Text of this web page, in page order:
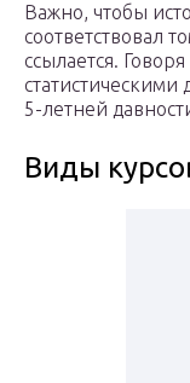
Важно, чтобы
соответствовал
ссылается.
статистическими
5-летней
Виды